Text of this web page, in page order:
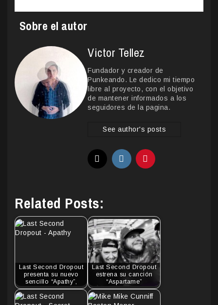
Sobre el autor
Victor Tellez
Fundador y creador de
Punkeando. Le dedico mi tiempo
libre al proyecto, con el objetivo
de mantener informados a los
seguidores de la pagina.
See author's posts
Related Posts:
Last Second Dropout
presenta su nuevo
sencillo “Apathy”,
Last Second Dropout
estrena su canción
“Aspartame”